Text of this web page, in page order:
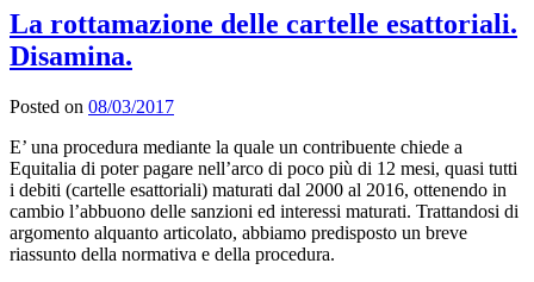
La rottamazione delle cartelle esattoriali.
Disamina.
Posted on 08/03/2017
E’ una procedura mediante la quale un contribuente chiede a
Equitalia di poter pagare nell’arco di poco più di 12 mesi, quasi tutti
i debiti (cartelle esattoriali) maturati dal 2000 al 2016, ottenendo in
cambio l’abbuono delle sanzioni ed interessi maturati. Trattandosi di
argomento alquanto articolato, abbiamo predisposto un breve
riassunto della normativa e della procedura.